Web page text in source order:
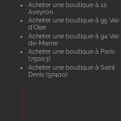
Acheter une boutique à 12
Aveyron
Acheter une boutique à 95 Val-
d'Oise
Acheter une boutique à 94 Val-
de-Marne
Acheter une boutique à Paris
(75003)
Acheter une boutique à Saint
Denis (97400)